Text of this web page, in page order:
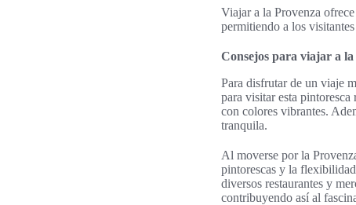
Viajar a la Provenza
permitiendo a los
Consejos para viajar a la
Para disfrutar de un viaje
para visitar esta
con colores vibrantes.
tranquila.
Al moverse por la
pintorescas y la
diversos restaurantes y
contribuyendo así al